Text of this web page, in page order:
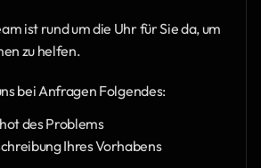
ist rund um die Uhr für Sie da, um
zu helfen.
bei Anfragen Folgendes:
des Problems
Ihres Vorhabens